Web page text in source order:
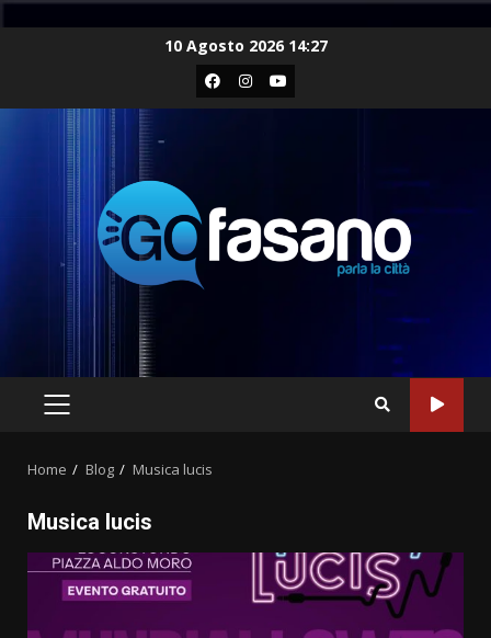
10 Agosto 2026 14:27
Facebook
Instagram
Youtube
PRIMARY
Home Blog Musica lucis
Musica lucis